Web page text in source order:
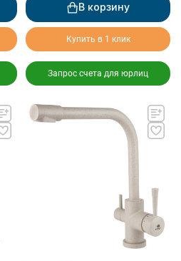
В корзину
Купить в 1 клик
Запрос счета для юрлиц